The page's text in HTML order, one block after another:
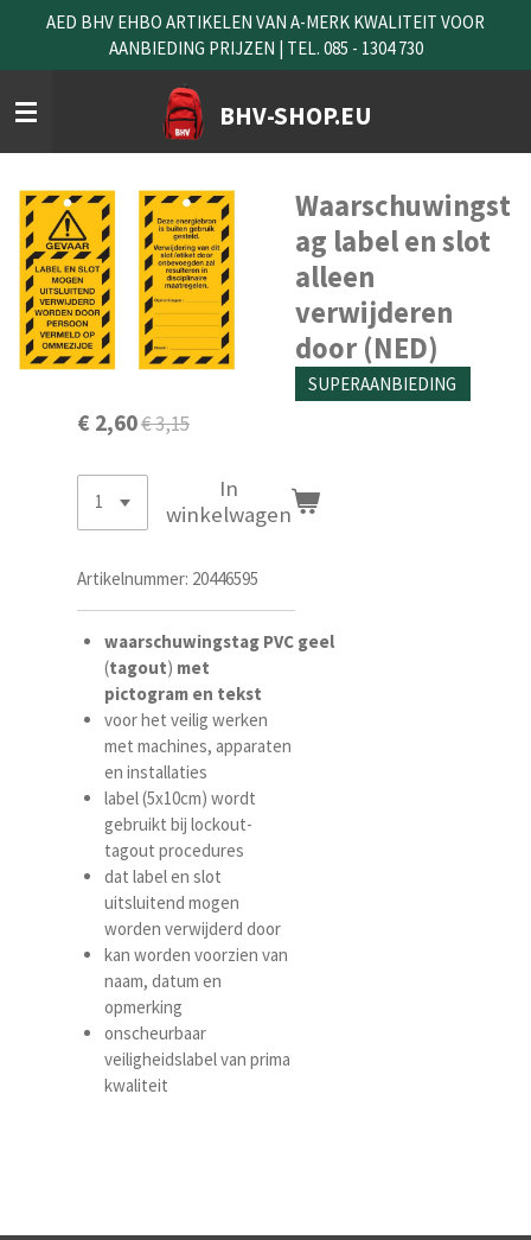
naar
de
hoofdinhoud
BHV-SHOP.EU
AED BHV EHBO ARTIKELEN VAN A-MERK KWALITEIT VOOR
AANBIEDING PRIJZEN | TEL. 085 - 1304 730
Waarschuwingst
ag label en slot
alleen
verwijderen
door (NED)
SUPERAANBIEDING
€ 2,60€ 3,15
In
winkelwagen
Artikelnummer: 20446595
waarschuwingstag PVC geel
(tagout) met
pictogram en tekst
voor het veilig werken
met machines, apparaten
en installaties
label (5x10cm) wordt
gebruikt bij lockout-
tagout procedures
dat label en slot
uitsluitend mogen
worden verwijderd door
kan worden voorzien van
naam, datum en
opmerking
onscheurbaar
veiligheidslabel van prima
kwaliteit